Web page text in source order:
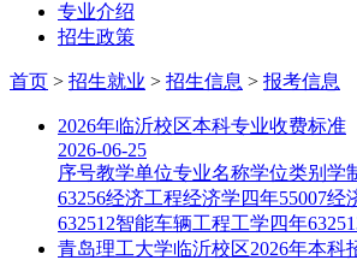
专业介绍
招生政策
首页 > 招生就业 > 招生信息 > 报考信息
2026年临沂校区本科专业收费标准
2026-06-25
序号教学单位专业名称学位类别学
63256经济工程经济学四年55007
632512智能车辆工程工学四年
青岛理工大学临沂校区2026年本科